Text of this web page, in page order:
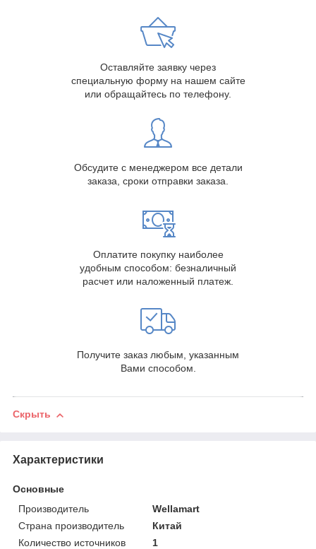
Оставляйте заявку через
специальную форму на нашем сайте
или обращайтесь по телефону.
Обсудите с менеджером все детали
заказа, сроки отправки заказа.
Оплатите покупку наиболее
удобным способом: безналичный
расчет или наложенный платеж.
Получите заказ любым, указанным
Вами способом.
Скрыть
Характеристики
Основные
Производитель
Wellamart
Страна производитель
Китай
Количество источников
1